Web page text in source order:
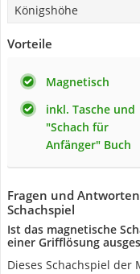
Königshöhe
Vorteile
Magnetisch
inkl. Tasche und
"Schach für
Anfänger" Buch
Fragen und
Schachspiel
Ist das magnetische
einer Grifflösung
Dieses Schachspiel der